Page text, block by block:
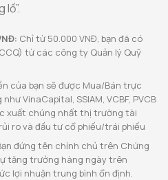
Chỉ từ 50.000 VNĐ, bạn đã có
từ các công ty Quản lý Quỹ
của bạn sẽ được Mua/Bán trực
VinaCapital, SSIAM, VCBF, PVCB
xuất chúng nhất thị trường tài
ro và đầu tư cổ phiếu/trái phiếu
đứng tên chính chủ trên Chứng
tăng trưởng hàng ngày trên
lợi nhuận trung bình ổn định.